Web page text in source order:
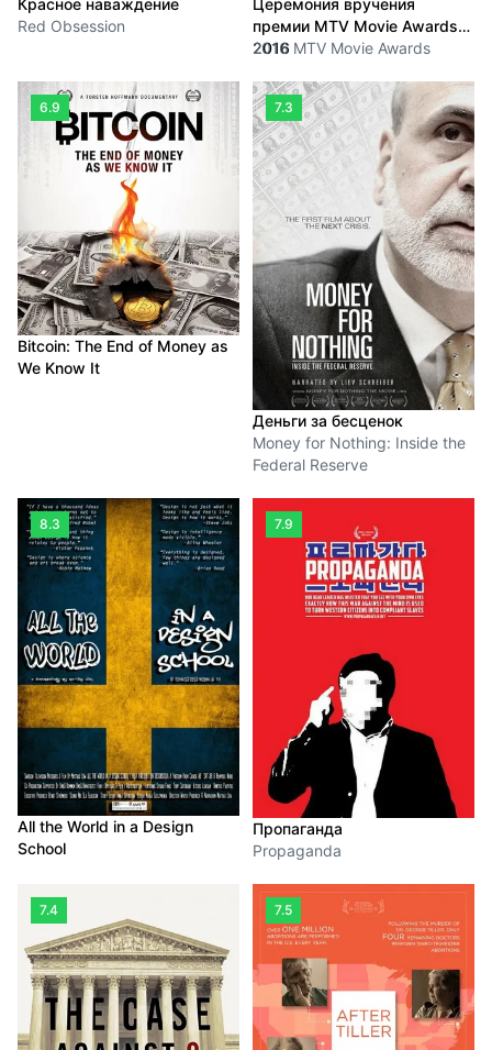
Красное наваждение
Red Obsession
Церемония вручения
премии MTV Movie Awards
2016
2016 MTV Movie Awards
6.9
Bitcoin: The End of Money as
We Know It
7.3
Деньги за бесценок
Money for Nothing: Inside the
Federal Reserve
8.3
All the World in a Design
School
7.9
Пропаганда
Propaganda
7.4 7.5